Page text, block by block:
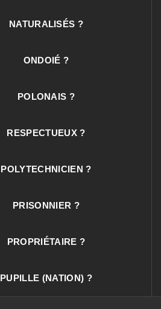
NATURALISÉS ?
ONDOIÉ ?
POLONAIS ?
RESPECTUEUX ?
POLYTECHNICIEN ?
PRISONNIER ?
PROPRIÉTAIRE ?
PUPILLE (NATION) ?